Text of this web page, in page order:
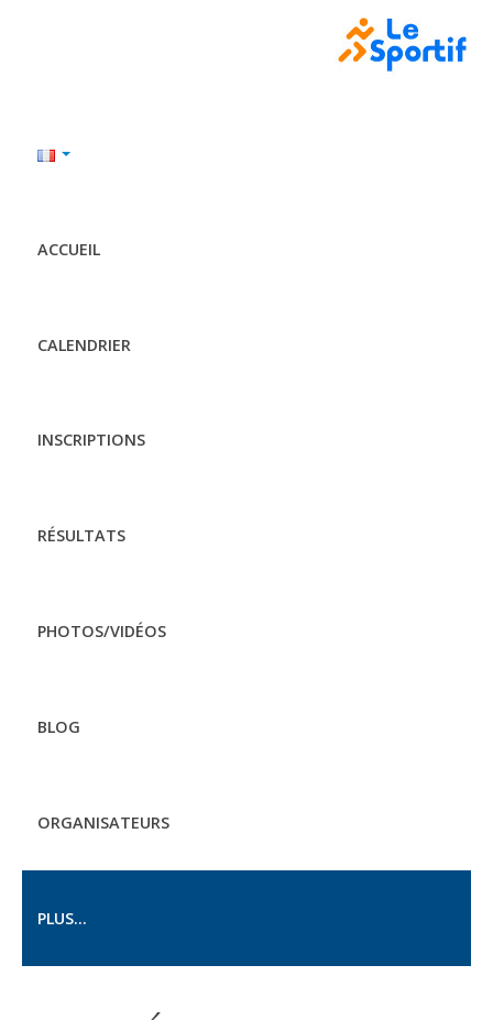
ACCUEIL
CALENDRIER
INSCRIPTIONS
RÉSULTATS
PHOTOS/VIDÉOS
BLOG
ORGANISATEURS
PLUS...